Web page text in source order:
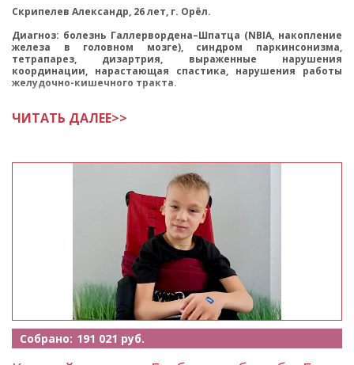
Скрипелев Александр, 26 лет, г. Орёл.
Диагноз: болезнь Галлервордена–Шпатца (NBIA, накопление
железа в головном мозге), синдром паркинсонизма,
тетрапарез, дизартрия, выраженные нарушения
координации, нарастающая спастика, нарушения работы
желудочно-кишечного тракта.
ЧИТАТЬ ДАЛЕЕ>>
Собрано: 191 021 руб.